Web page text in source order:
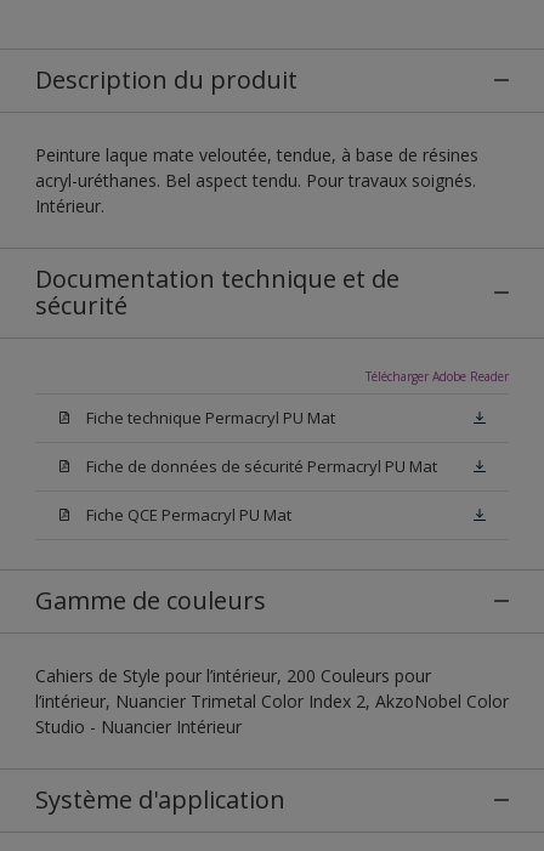
Description du produit
Peinture laque mate veloutée, tendue, à base de résines
acryl-uréthanes. Bel aspect tendu. Pour travaux soignés.
Intérieur.
Documentation technique et de
sécurité
Télécharger Adobe Reader
Fiche technique Permacryl PU Mat
Fiche de données de sécurité Permacryl PU Mat
Fiche QCE Permacryl PU Mat
Gamme de couleurs
Cahiers de Style pour l’intérieur, 200 Couleurs pour
l’intérieur, Nuancier Trimetal Color Index 2, AkzoNobel Color
Studio - Nuancier Intérieur
Système d'application